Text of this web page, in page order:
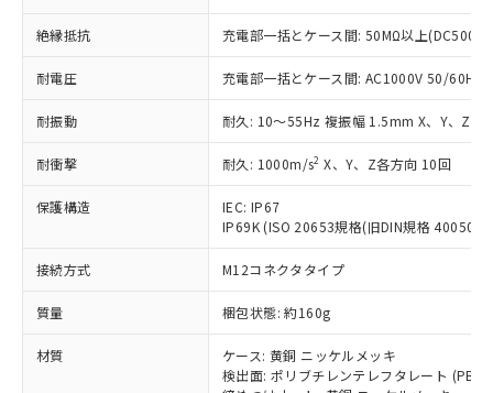
絶縁抵抗 充電部一括とケース間: 50MΩ以上(DC500V
耐電圧 充電部一括とケース間: AC1000V 50/60Hz
耐振動 耐久: 10～55Hz 複振幅 1.5mm X、Y、Z各
耐衝撃 耐久: 1000m/s2 X、Y、Z各方向 10回
保護構造
IEC: IP67
IP69K (ISO 20653規格(旧DIN規格 40050
接続方式 M12コネクタタイプ
質量 梱包状態: 約160g
材質
ケース: 黄銅 ニッケルメッキ
検出面: ポリブチレンテレフタレート (PBT)
在庫状況および標準価格照会結果は、
記載している更新日時点での社内デー
タに基づき作成されるものであり、閲
覧された時点での実際の在庫および標
準価格とは異なる場合があることをご
了承ください。
正式な納期状況および標準価格はお客
様のお取引先、またはお客様担当のオ
ムロン制御機器販売店・当社販売員に
ご相談ください。
オムロン制御機器販売店や当社販売拠
販売ネットワーク
」をご確認
在庫状況および標準価格結果を当社の
事前の承諾なく第三者に漏洩または開
示しないようお願いします。
むを得ず変更することがあります。
*EU RoHS指令（10物質）：
鉛(Pb) 1000ppm以下、 水銀(Hg) 1000ppm以下、 カド
ミウム(Cd) 100ppm以下、
六価クロム(Cr(Ⅵ)) 1000ppm以下、ポリ臭化ビフェニル
類(PBB) 1000ppm以下、ポリ臭化ジフェニルエーテル類
(PBDE) 1000ppm以下、フタル酸ビス(2-エチルヘキシ
ル) (DEHP)(別名：DOP) 1000ppm以下、フタル酸ブチ
(DIBP) 1000ppm以下
但し、RoHS指令で産業用監視および制御機器に対する
適用除外項目は除く。
フタル酸エステル類の４物質については閾値を超える意
図的な使用がないことを確認しています。
※2 対応予定月
部品在庫の切り替え状況などにより、予定
「－」：未確認です。当社販売部門へお問
い合わせください。
*中国RoHS10物質の基準値 (GB/T26572)：
Pb(鉛) :1000ppm、 Hg(水銀) : 1000ppm、 Cd(カドミウ
Cr(Ⅵ)(六価クロム) : 1000ppm、 PBBs(ポリ臭化ビフェ
ニル類) : 1000ppm、 PBDEs(ポリ臭化ジフェニルエーテ
DBP(フタル酸ジブチル) : 1000ppm、 DIBP(フタル酸ジ
イソブチル) : 1000ppm、 BBP(フタル酸ブチルベンジ
ル) : 1000ppm、
DEHP(フタル酸ビス(2-エチルヘキシル)) : 1000ppm
※2 環境保護使用期限
「ｅ」：有害物質（10物質）のすべてが基
準値以下であることを示します。
「10」：通常の使用状況下において有害物
為替および外国貿易法に定める商品
（以下｢規制貨物等」という）を輸出
または国外への提供する場合は、日本
国政府の輸出許可(または役務取引許
可)を取得するなどの必要な手続きを
当社は規制貨物を破棄する場合は、完
全に破砕するなど、違法に輸出されな
いよう必要な手段を講じます。
当社は貴社製品を、核兵器、ミサイ
ル、化学兵器、生物兵器またはその他
武器並びにこれらの製造装置等に一切
使用いたしません。
当社は、貴社製品を第三者に販売する
場合は、上記1、2および3の内容を当
該第三者に通知します。また当社は、
一定数以上の在庫あり
一定数には満たないが在庫あり
在庫なし(最新の在庫状況につ
いては、お客様のお取引先、ま
たはお客様担当のオムロン制御
機器販売店・当社販売員にご確
認ください)